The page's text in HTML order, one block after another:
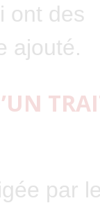
ont des
ajouté.
par